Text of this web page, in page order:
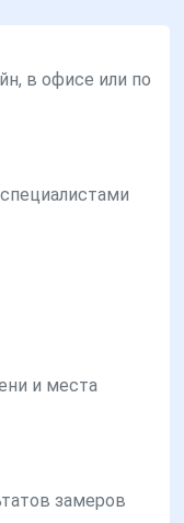
в офисе или по
и места
замеров